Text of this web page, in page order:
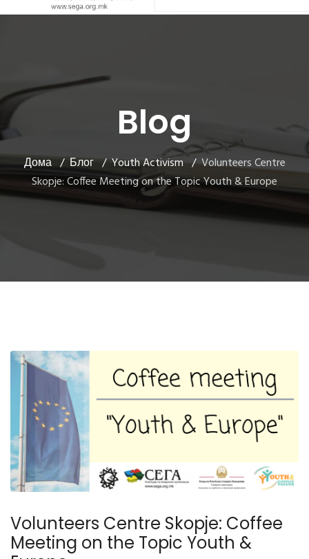
Blog
Дома Блог Youth Activism
Volunteers Centre
Skopje: Coffee Meeting on the Topic Youth & Europe
Volunteers Centre Skopje: Coffee
Meeting on the Topic Youth &